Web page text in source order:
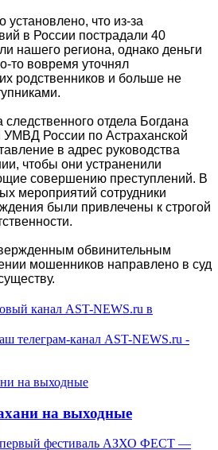
установлено, что из-за
в России пострадали 40
нашего региона, однако деньги
то вовремя уточнял
родственников и больше не
отдела Богдана
УМВД России по Астраханской
в адрес руководства
чтобы они устраненили
совершению преступлений. В
мероприятий сотрудники
были привлечены к строгой
обвинительным
мошенников направлено в суд
канал AST-NEWS.ru в
телеграм-канал AST-NEWS.ru -
на выходные